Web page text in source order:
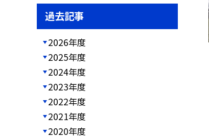
過去記事
2026年度
2025年度
2024年度
2023年度
2022年度
2021年度
2020年度